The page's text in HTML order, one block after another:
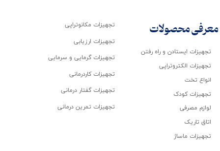
تجهیزات ایستادن و راه رفتن
تجهیزات الکتروتراپی
انواع تخت
تجهیزات کودک
لوازم مصرفی
اتاق تاریک
تجهیزات ماساژ
تجهیزات مکانوتراپی
تجهیزات ارزیابی
تجهیزات گرمایی و سرمایی
تجهیزات کاردرمانی
تجهیزات گفتار درمانی
تجهیزات تمرین درمانی
معرفی محصولات